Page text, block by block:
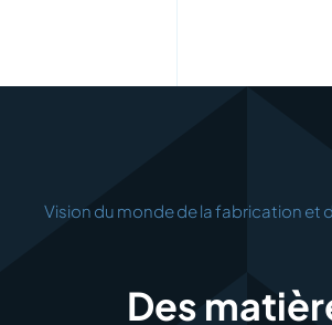
Vision du monde de la fabrication et
Des